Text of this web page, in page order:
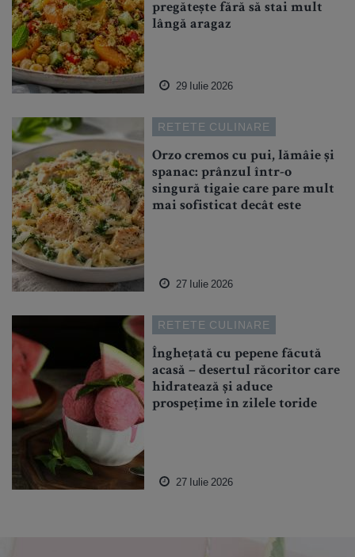
pregătește fără să stai mult
lângă aragaz
29 Iulie 2026
RETETE CULINARE
Orzo cremos cu pui, lămâie și
spanac: prânzul într-o
singură tigaie care pare mult
mai sofisticat decât este
27 Iulie 2026
RETETE CULINARE
Înghețată cu pepene făcută
acasă – desertul răcoritor care
hidratează și aduce
prospețime în zilele toride
27 Iulie 2026